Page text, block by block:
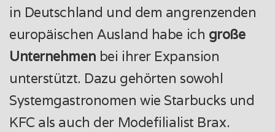
in Deutschland und dem angrenzenden
europäischen Ausland habe ich große
Unternehmen bei ihrer Expansion
unterstützt. Dazu gehörten sowohl
Systemgastronomen wie Starbucks und
KFC als auch der Modefilialist Brax.